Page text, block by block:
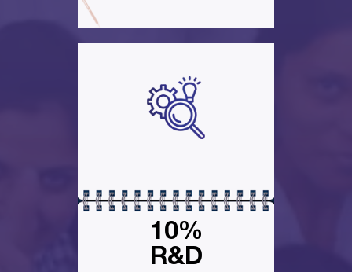
10%
R&D